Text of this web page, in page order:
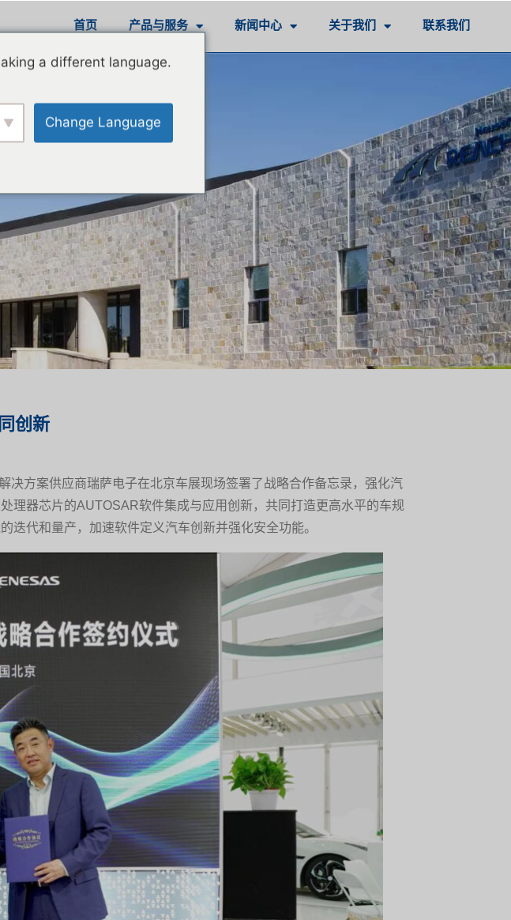
首页 产品与服务 新闻中心 关于我们 联系我们
心
创新
方案供应商瑞萨电子在北京车展现场签署了战略合作备忘录，强化汽
理器芯片的AUTOSAR软件集成与应用创新，共同打造更高水平的车规
代和量产，加速软件定义汽车创新并强化安全功能。
a different language.
Change Language